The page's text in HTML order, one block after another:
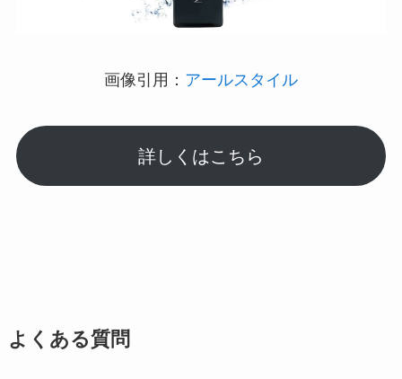
画像引用： アールスタイル
詳しくはこちら
よくある質問